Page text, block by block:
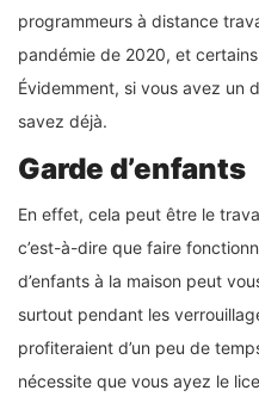
programmeurs à distance
pandémie de 2020, et
Évidemment, si vous avez un
savez déjà.
Garde d’enfants
En effet, cela peut être le
c’est-à-dire que faire
d’enfants à la maison peut
surtout pendant les
profiteraient d’un peu de
nécessite que vous ayez le